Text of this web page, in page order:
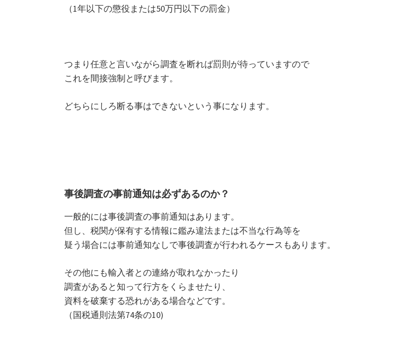
（1年以下の懲役または50万円以下の罰金）
つまり任意と言いながら調査を断れば罰則が待っていますので
これを間接強制と呼びます。
どちらにしろ断る事はできないという事になります。
事後調査の事前通知は必ずあるのか？
一般的には事後調査の事前通知はあります。
但し、税関が保有する情報に鑑み違法または不当な行為等を
疑う場合には事前通知なしで事後調査が行われるケースもあります。
その他にも輸入者との連絡が取れなかったり
調査があると知って行方をくらませたり、
資料を破棄する恐れがある場合などです。
（国税通則法第74条の10)